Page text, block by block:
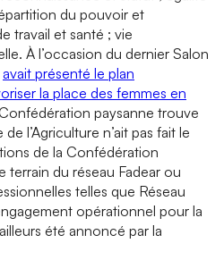
du pouvoir et
travail et santé ; vie
À l’occasion du dernier Salon
avait présenté le plan
la place des femmes en
paysanne trouve
l’Agriculture n’ait pas fait le
de la Confédération
terrain du réseau Fadear ou
telles que Réseau
opérationnel pour la
été annoncé par la